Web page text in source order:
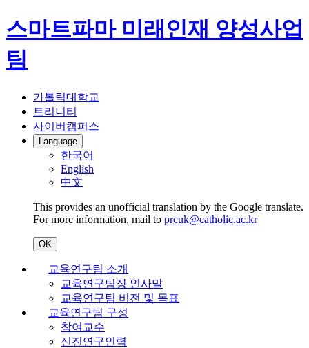
스마트파마 미래인재 양성사업
팀
가톨릭대학교
트리니티
사이버캠퍼스
Language
한국어
English
中文
This provides an unofficial translation by the Google translate.
For more information, mail to prcuk@catholic.ac.kr
OK
교육연구팀 소개
교육연구팀장 인사말
교육연구팀 비전 및 목표
교육연구팀 구성
참여교수
신진연구인력